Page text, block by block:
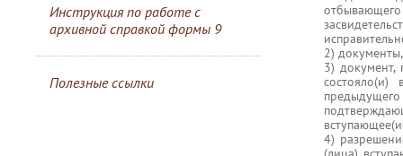
Инструкция по работе с
архивной справкой формы 9
Полезные ссылки
2)
3)
состояло(и)
4)